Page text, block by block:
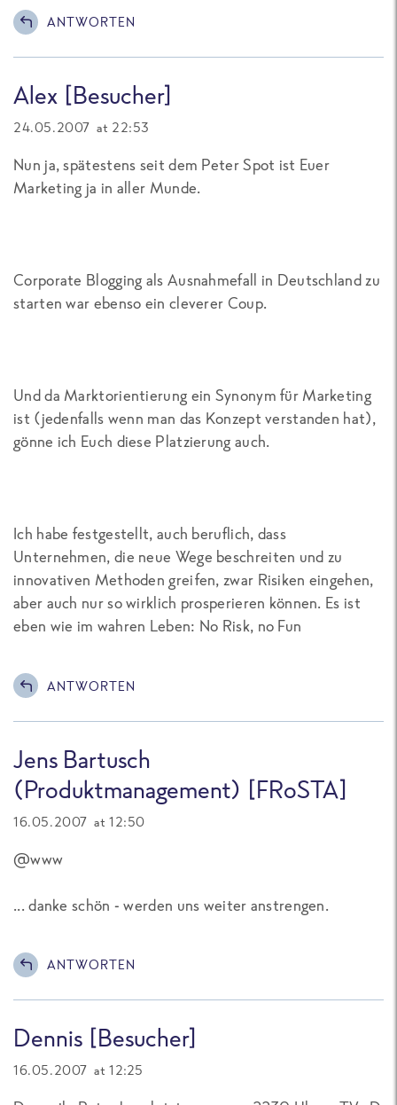
ANTWORTEN
Alex [Besucher]
24.05.2007 at 22:53
Nun ja, spätestens seit dem Peter Spot ist Euer
Marketing ja in aller Munde.
Corporate Blogging als Ausnahmefall in Deutschland zu
starten war ebenso ein cleverer Coup.
Und da Marktorientierung ein Synonym für Marketing
ist (jedenfalls wenn man das Konzept verstanden hat),
gönne ich Euch diese Platzierung auch.
Ich habe festgestellt, auch beruflich, dass
Unternehmen, die neue Wege beschreiten und zu
innovativen Methoden greifen, zwar Risiken eingehen,
aber auch nur so wirklich prosperieren können. Es ist
eben wie im wahren Leben: No Risk, no Fun
ANTWORTEN
Jens Bartusch
(Produktmanagement) [FRoSTA]
16.05.2007 at 12:50
@www
... danke schön - werden uns weiter anstrengen.
ANTWORTEN
Dennis [Besucher]
16.05.2007 at 12:25